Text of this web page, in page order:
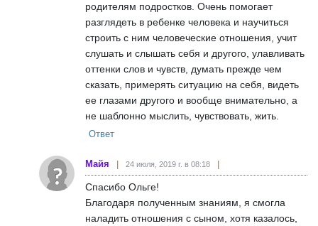
родителям подростков. Очень помогает
разглядеть в ребенке человека и научиться
строить с ним человеческие отношения, учит
слушать и слышать себя и другого, улавливать
оттенки слов и чувств, думать прежде чем
сказать, примерять ситуацию на себя, видеть
ее глазами другого и вообще внимательно, а
не шаблонно мыслить, чувствовать, жить.
Ответ
Майя 24 июля, 2019 г. в 08:18
Спасибо Ольге!
Благодаря полученным знаниям, я смогла
наладить отношения с сыном, хотя казалось,